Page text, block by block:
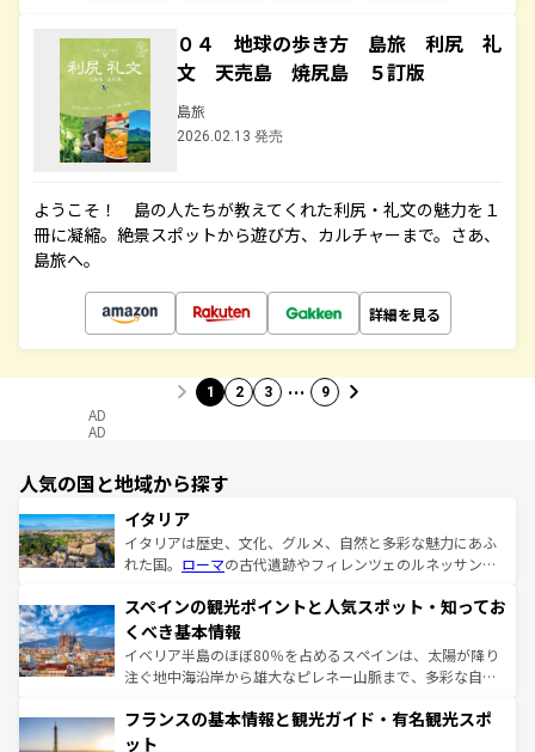
０４ 地球の歩き方 島旅 利尻 礼
文 天売島 焼尻島 ５訂版
島旅
2026.02.13 発売
ようこそ！ 島の人たちが教えてくれた利尻・礼文の魅力を１
冊に凝縮。絶景スポットから遊び方、カルチャーまで。さあ、
島旅へ。
詳細を見る
1 2 3 … 9
AD
AD
人気の国と地域から探す
イタリア
イタリアは歴史、文化、グルメ、自然と多彩な魅力にあふ
れた国。 ローマの古代遺跡やフィレンツェのルネッサンス
ろん、トスカーナの美しい田園風景やアマルフィ海岸の絶
景など、自然景観も見逃せない。観光の合間には、本場の
ピザやパスタなど、絶品のイタリア料理を堪能することも
できる。朝目覚めてから夜眠るまで、すべての瞬間を楽し
なお、新着のイタリア情報はコンテンツ一覧を参照してほ
しい。
スペインの観光ポイントと人気スポット・知ってお
くべき基本情報
イベリア半島のほぼ80％を占めるスペインは、太陽が降り
注ぐ地中海沿岸から雄大なピレネー山脈まで、多彩な自然
文化が根付くこの国では、情熱的なフラメンコ、熱気あふ
れる闘牛、そして美味しいタパスが生活の一部となってい
フランスの基本情報と観光ガイド・有名観光スポ
ット